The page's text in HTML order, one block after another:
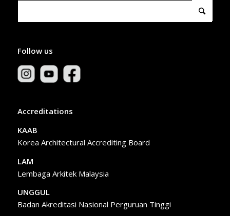
Follow us
Accreditations
KAAB
Korea Architectural Accrediting Board
LAM
Lembaga Arkitek Malaysia
UNGGUL
Badan Akreditasi Nasional Perguruan Tinggi